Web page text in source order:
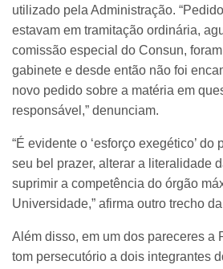
utilizado pela Administração.
estavam em tramitação ordinária,
comissão especial do Consun,
gabinete e desde então não foi
novo pedido sobre a matéria em
responsável,” denunciam.
“É evidente o ‘esforço exegético’ do
seu bel prazer, alterar a literalidade
suprimir a competência do órgão
Universidade,” afirma outro trecho
Além disso, em um dos pareceres a
tom persecutório a dois integrantes